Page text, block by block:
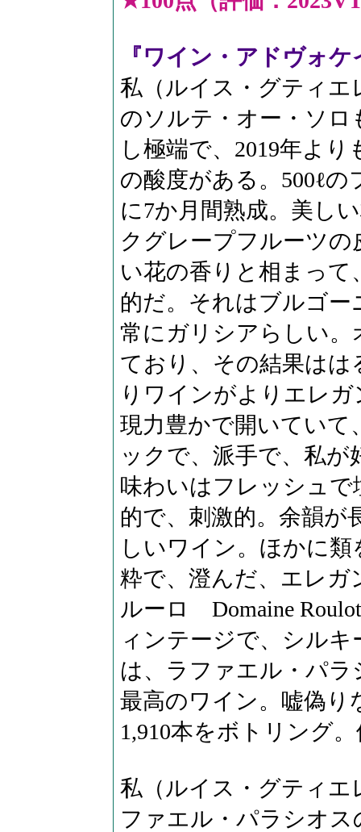
『ワイン・アドヴォ
私（ルイス・グティエ
のソルテ・オー・ソロ
し極端で、2019年より
の酸度がある。500ℓ
に7か月間熟成。美し
クグレープフルーツ
い花の香りと相まっ
的だ。それはブルゴ
常にガリシアらしい
ており、その結果は
りワインがよりエレ
現力豊かで開いていて
ックで、派手で、私
味わいはフレッシュで
的で、刺激的。余韻が
しいワイン。ほかに
粋で、澄んだ、エレガ
ルーロ Domaine
ィンテージで、シル
は、ラファエル・パ
最高のワイン。嘘偽り
1,910本をボトリング
私（ルイス・グティ
ファエル・パラシオス